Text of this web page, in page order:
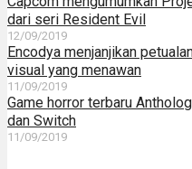
dari seri Resident Evil
12/09/2019
Encodya menjanjikan
visual yang menawan
11/09/2019
Game horror terbaru
dan Switch
11/09/2019